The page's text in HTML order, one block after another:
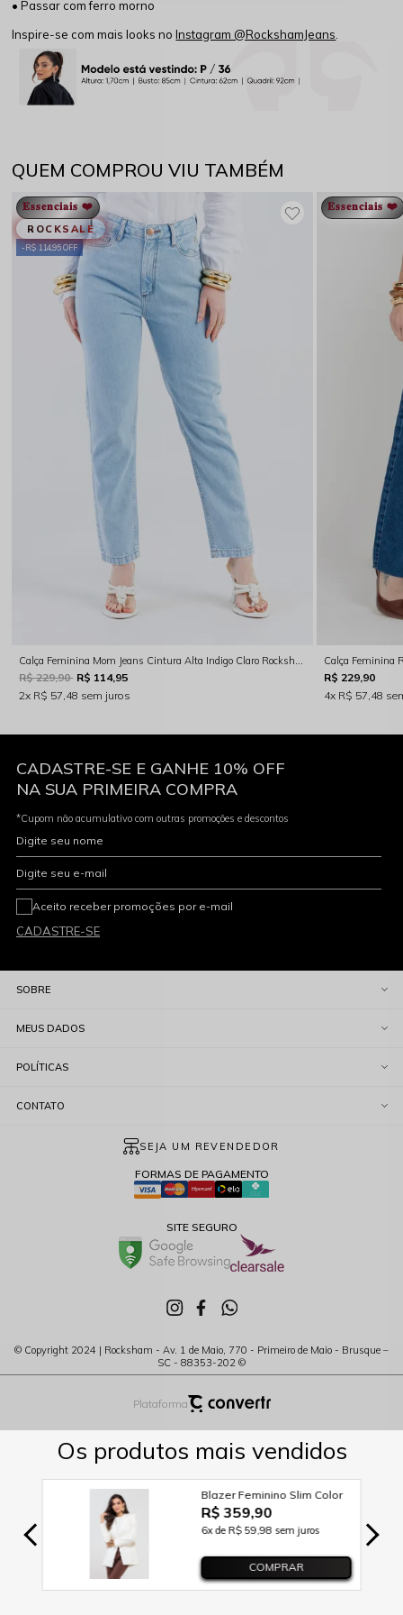
• Passar com ferro morno
Inspire-se com mais looks noInstagram @RockshamJeans
QUEM COMPROU VIU TAMBÉM
R$ 114,95 OFF
ROCKSALE
𝐄𝐬𝐬𝐞𝐧𝐜𝐢𝐚𝐢𝐬 ❤️
Calça Feminina Mom Jeans Cintura Alta Indigo Claro Rocksham - RS00114
R$ 229,90 R$ 114,95
2x R$ 57,48 sem juros
𝐄𝐬𝐬𝐞𝐧𝐜𝐢𝐚𝐢𝐬 ❤️
R$ 229,90
4x R$ 57,48
CADASTRE-SE E GANHE 10% OFF
NA SUA PRIMEIRA COMPRA
*Cupom não acumulativo com outras promoções e descontos
Digite seu nome
Digite seu e-mail
CADASTRE-SE
Aceito receber promoções por e-mail
SOBRE
MEUS DADOS
POLÍTICAS
CONTATO
FORMAS DE PAGAMENTO
SITE SEGURO
SEJA UM REVENDEDOR
© Copyright 2024 | Rocksham - Av. 1 de Maio, 770 - Primeiro de Maio - Brusque –
SC - 88353-202 ©
Plataforma